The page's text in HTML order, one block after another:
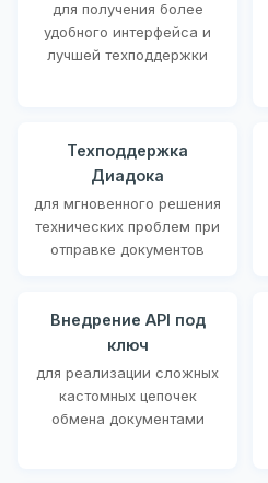
для получения более
удобного интерфейса и
лучшей техподдержки
Техподдержка
Диадока
для мгновенного решения
технических проблем при
отправке документов
Внедрение API под
ключ
для реализации сложных
кастомных цепочек
обмена документами